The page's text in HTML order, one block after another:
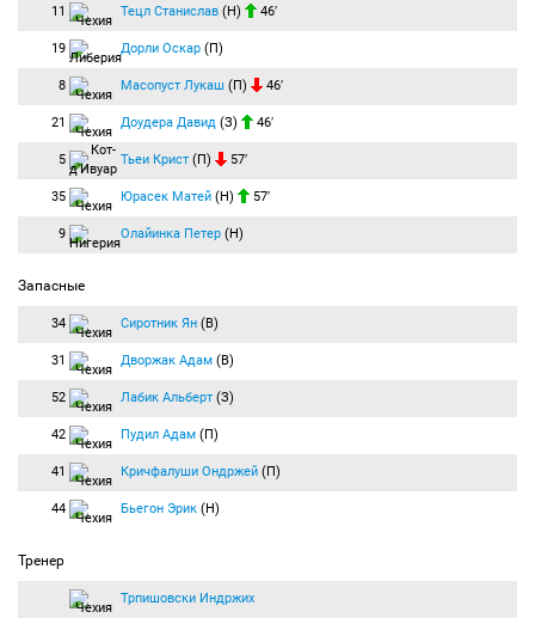
11 Тецл Станислав (Н) 46′
19 Дорли Оскар (П)
8 Масопуст Лукаш (П) 46′
21 Доудера Давид (З) 46′
5 Тьеи Крист (П) 57′
35 Юрасек Матей (Н) 57′
9 Олайинка Петер (Н)
Запасные
34 Сиротник Ян (В)
31 Дворжак Адам (В)
52 Лабик Альберт (З)
42 Пудил Адам (П)
41 Кричфалуши Ондржей (П)
44 Бьегон Эрик (Н)
Тренер
Трпишовски Индржих